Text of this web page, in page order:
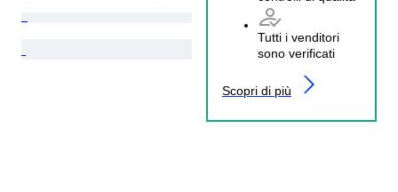
Tutti i venditori
sono verificati
Scopri di più